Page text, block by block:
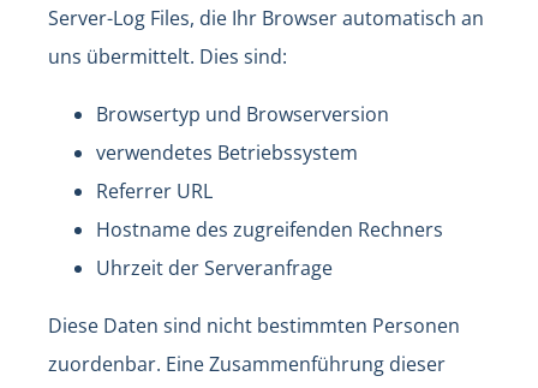
Server-Log Files, die Ihr Browser automatisch an
uns übermittelt. Dies sind:
Browsertyp und Browserversion
verwendetes Betriebssystem
Referrer URL
Hostname des zugreifenden Rechners
Uhrzeit der Serveranfrage
Diese Daten sind nicht bestimmten Personen
zuordenbar. Eine Zusammenführung dieser